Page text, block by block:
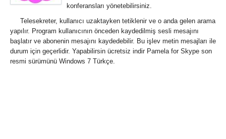
konferansları yönetebilirsiniz.
Telesekreter, kullanıcı uzaktayken tetiklenir ve o anda gelen arama
yapılır. Program kullanıcının önceden kaydedilmiş sesli mesajını
başlatır ve abonenin mesajını kaydedebilir. Bu işlev metin mesajları ile
durum için geçerlidir. Yapabilirsin ücretsiz indir Pamela for Skype son
resmi sürümünü Windows 7 Türkçe.